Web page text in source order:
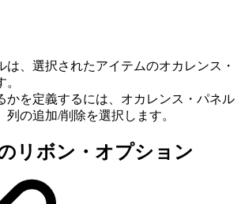
は、選択されたアイテムのオカレンス・
かを定義するには、オカレンス・パネル
列の追加/削除を選択します。
リボン・オプション